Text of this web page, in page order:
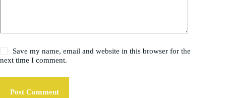
Save my name, email and website in this browser for the
next time I comment.
Post Comment